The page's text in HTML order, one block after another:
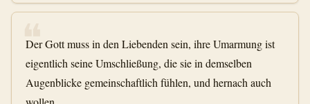
❝
Der Gott muss in den Liebenden sein, ihre Umarmung ist
eigentlich seine Umschließung, die sie in demselben
Augenblicke gemeinschaftlich fühlen, und hernach auch